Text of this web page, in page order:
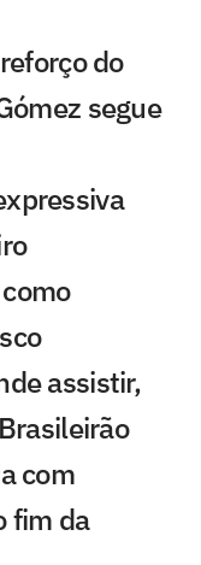
do
segue
assistir,
com
fim da